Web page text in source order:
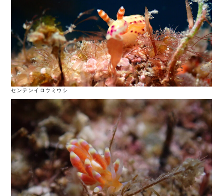
センテンイロウミウシ